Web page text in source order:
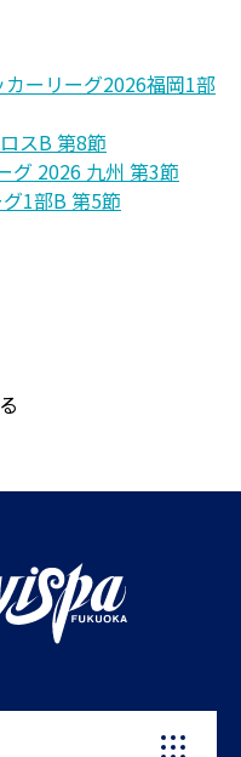
カーリーグ2026福岡1部
スB 第8節
グ 2026 九州 第3節
1部B 第5節